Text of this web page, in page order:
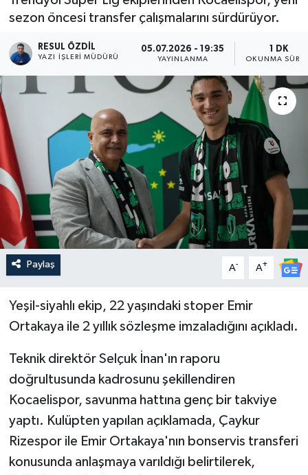
sezon öncesi transfer çalışmalarını sürdürüyor.
RESUL ÖZDIL
YAZI İŞLERI MÜDÜRÜ
05.07.2026 - 19:35
YAYINLANMA
1 DK
OKUNMA
Paylaş A- A+
Yeşil-siyahlı ekip, 22 yaşındaki stoper Emir
Ortakaya ile 2 yıllık sözleşme imzaladığını açıkladı.
Teknik direktör Selçuk İnan'ın raporu
doğrultusunda kadrosunu şekillendiren
Kocaelispor, savunma hattına genç bir takviye
yaptı. Kulüpten yapılan açıklamada, Çaykur
Rizespor ile Emir Ortakaya'nın bonservis transferi
konusunda anlaşmaya varıldığı belirtilerek,